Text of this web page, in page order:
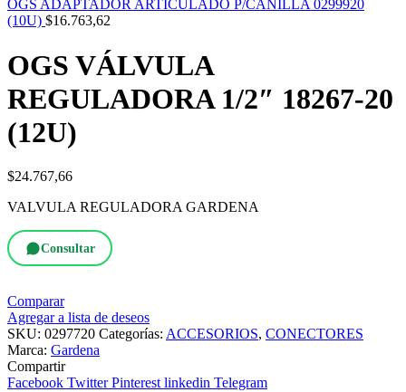
OGS ADAPTADOR ARTICULADO P/CANILLA 0299920
(10U) $16.763,62
OGS VÁLVULA
REGULADORA 1/2″ 18267-20
(12U)
$24.767,66
VALVULA REGULADORA GARDENA
Consultar
Comparar
Agregar a lista de deseos
SKU: 0297720 Categorías: ACCESORIOS, CONECTORES
Marca: Gardena
Compartir
Facebook Twitter Pinterest linkedin Telegram